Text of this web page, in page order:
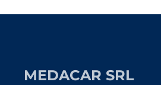
MEDACAR SRL